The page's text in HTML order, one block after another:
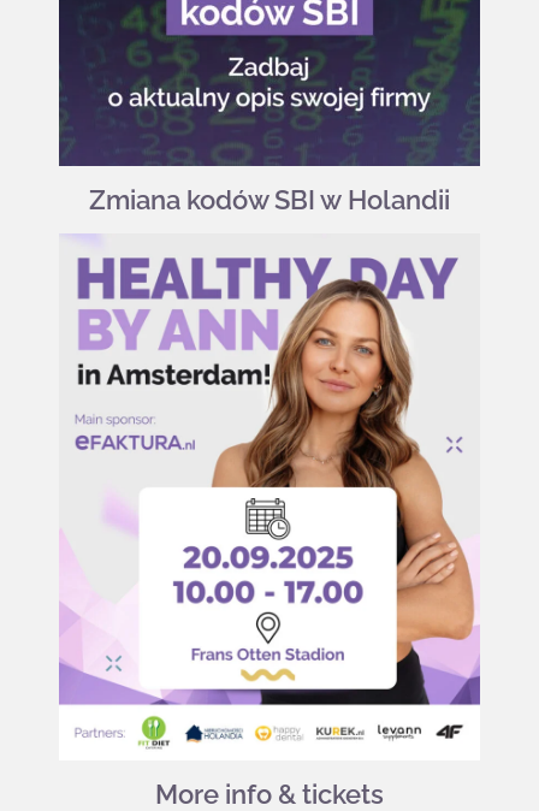
Zmiana kodów SBI w Holandii
More info & tickets